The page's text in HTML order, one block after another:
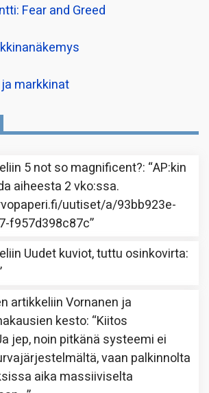
Fear and Greed
markkinat
5 not so magnificent?: “AP:kin
aiheesta 2 vko:ssa.
uutiset/a/93bb923e-
f957d398c87c”
Uudet kuviot, tuttu osinkovirta:
artikkeliinVornanen ja
kesto: “Kiitos
jep, noin pitkänä systeemi ei
vaan palkinnolta
aika massiiviselta